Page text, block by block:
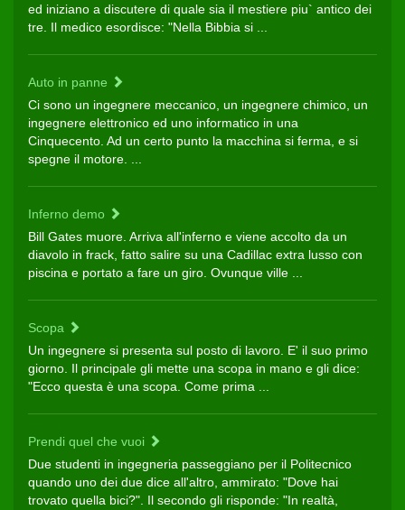
ed iniziano a discutere di quale sia il mestiere piu` antico dei
tre. Il medico esordisce: "Nella Bibbia si ...
Auto in panne
Ci sono un ingegnere meccanico, un ingegnere chimico, un
ingegnere elettronico ed uno informatico in una
Cinquecento. Ad un certo punto la macchina si ferma, e si
spegne il motore. ...
Inferno demo
Bill Gates muore. Arriva all'inferno e viene accolto da un
diavolo in frack, fatto salire su una Cadillac extra lusso con
piscina e portato a fare un giro. Ovunque ville ...
Scopa
Un ingegnere si presenta sul posto di lavoro. E' il suo primo
giorno. Il principale gli mette una scopa in mano e gli dice:
"Ecco questa è una scopa. Come prima ...
Prendi quel che vuoi
Due studenti in ingegneria passeggiano per il Politecnico
quando uno dei due dice all'altro, ammirato: "Dove hai
trovato quella bici?". Il secondo gli risponde: "In realtà,